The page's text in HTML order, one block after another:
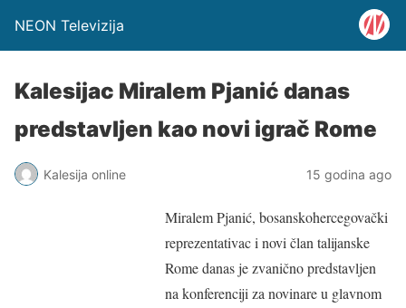
NEON Televizija
Kalesijac Miralem Pjanić danas
predstavljen kao novi igrač Rome
Kalesija online 15 godina ago
Miralem Pjanić, bosanskohercegovački
reprezentativac i novi član talijanske
Rome danas je zvanično predstavljen
na konferenciji za novinare u glavnom